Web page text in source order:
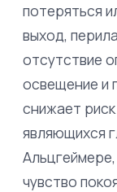
потеряться
выход,
отсутствие
освещение и
снижает
являющихся
чувство